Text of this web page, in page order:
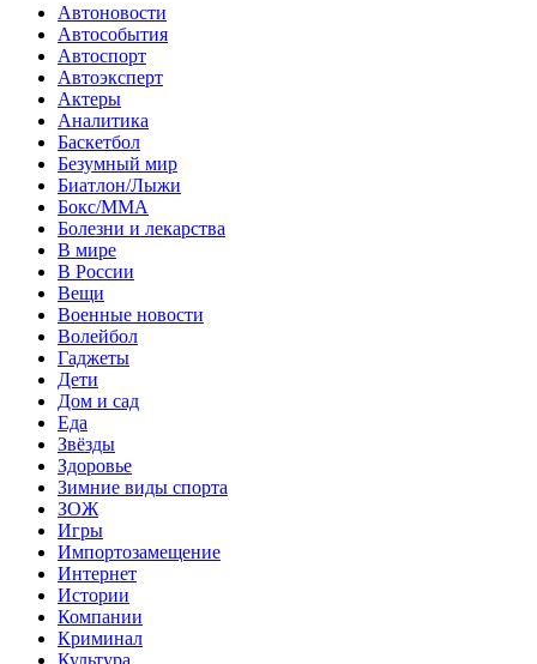
Автоновости
Автособытия
Автоспорт
Автоэксперт
Актеры
Аналитика
Баскетбол
Безумный мир
Биатлон/Лыжи
Бокс/MMA
Болезни и лекарства
В мире
В России
Вещи
Военные новости
Волейбол
Гаджеты
Дети
Дом и сад
Еда
Звёзды
Здоровье
Зимние виды спорта
ЗОЖ
Игры
Импортозамещение
Интернет
Истории
Компании
Криминал
Культура